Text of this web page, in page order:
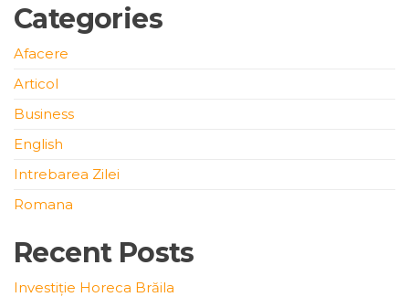
Categories
Afacere
Articol
Business
English
Intrebarea Zilei
Romana
Recent Posts
Investiție Horeca Brăila